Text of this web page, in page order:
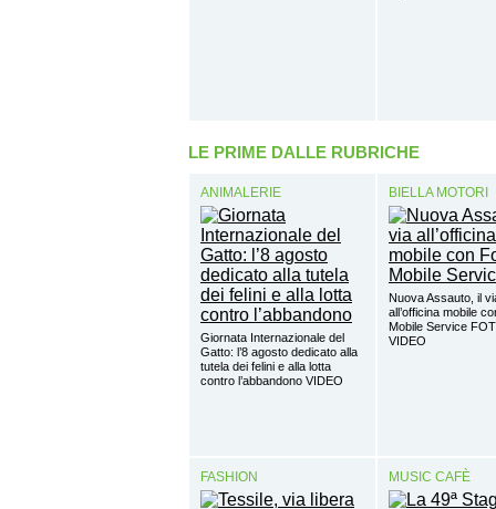
LE PRIME DALLE RUBRICHE
ANIMALERIE
Giornata Internazionale del
Gatto: l’8 agosto dedicato alla
tutela dei felini e alla lotta
contro l’abbandono VIDEO
BIELLA MOTORI
Nuova Assauto, il
all’officina mobile
Mobile Service
VIDEO
FASHION MUSIC CAFÈ